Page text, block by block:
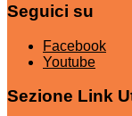
Seguici su
Facebook
Youtube
Sezione Link